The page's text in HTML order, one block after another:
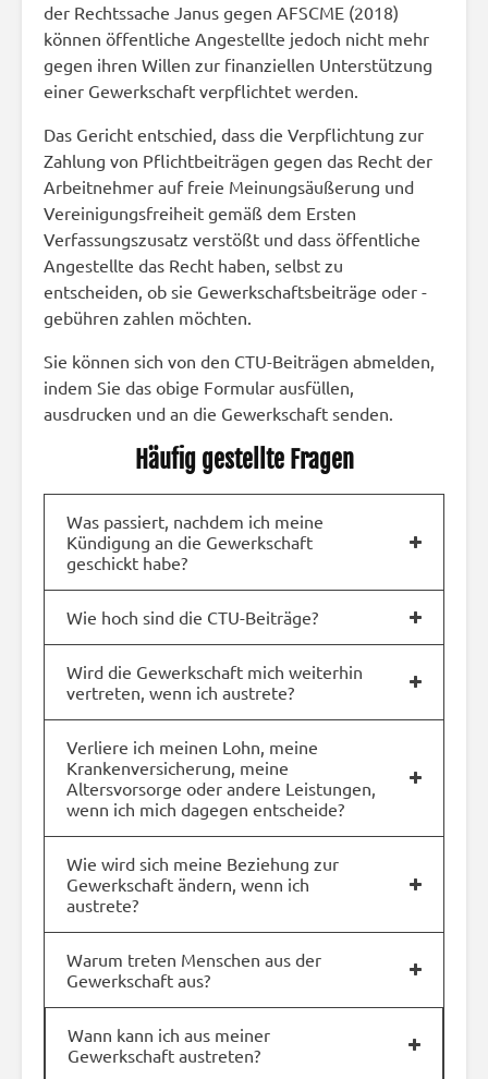
der Rechtssache Janus gegen AFSCME (2018)
können öffentliche Angestellte jedoch nicht mehr
gegen ihren Willen zur finanziellen Unterstützung
einer Gewerkschaft verpflichtet werden.
Das Gericht entschied, dass die Verpflichtung zur
Zahlung von Pflichtbeiträgen gegen das Recht der
Arbeitnehmer auf freie Meinungsäußerung und
Vereinigungsfreiheit gemäß dem Ersten
Verfassungszusatz verstößt und dass öffentliche
Angestellte das Recht haben, selbst zu
entscheiden, ob sie Gewerkschaftsbeiträge oder -
gebühren zahlen möchten.
Sie können sich von den CTU-Beiträgen abmelden,
indem Sie das obige Formular ausfüllen,
ausdrucken und an die Gewerkschaft senden.
Häufig gestellte Fragen
Was passiert, nachdem ich meine
Kündigung an die Gewerkschaft
geschickt habe?
Wie hoch sind die CTU-Beiträge?
Wird die Gewerkschaft mich weiterhin
vertreten, wenn ich austrete?
Verliere ich meinen Lohn, meine
Krankenversicherung, meine
Altersvorsorge oder andere Leistungen,
wenn ich mich dagegen entscheide?
Wie wird sich meine Beziehung zur
Gewerkschaft ändern, wenn ich
austrete?
Warum treten Menschen aus der
Gewerkschaft aus?
Wann kann ich aus meiner
Gewerkschaft austreten?